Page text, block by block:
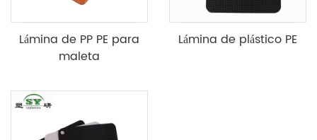
Lámina de PP PE para
maleta
Lámina de plástico PE